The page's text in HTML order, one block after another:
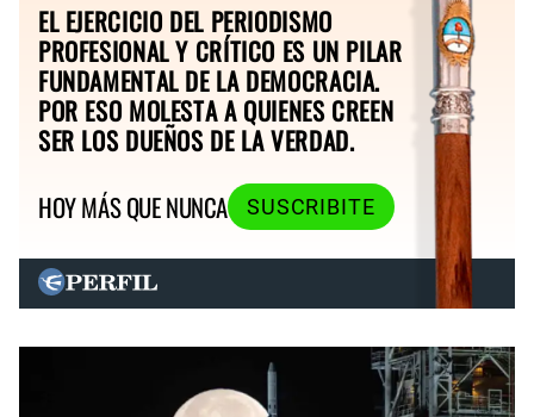
EL EJERCICIO DEL PERIODISMO
PROFESIONAL Y CRÍTICO ES UN PILAR
FUNDAMENTAL DE LA DEMOCRACIA.
POR ESO MOLESTA A QUIENES CREEN
SER LOS DUEÑOS DE LA VERDAD.
HOY MÁS QUE NUNCA
SUSCRIBITE